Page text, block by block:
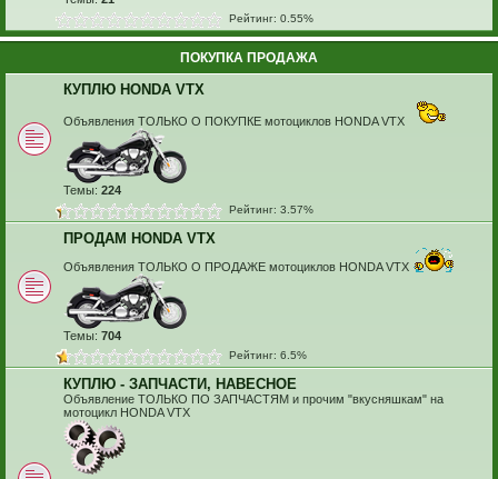
Рейтинг: 0.55%
ПОКУПКА ПРОДАЖА
КУПЛЮ HONDA VTX
Объявления ТОЛЬКО О ПОКУПКЕ мотоциклов HONDA VTX
Темы: 224
Рейтинг: 3.57%
ПРОДАМ HONDA VTX
Объявления ТОЛЬКО О ПРОДАЖЕ мотоциклов HONDA VTX
Темы: 704
Рейтинг: 6.5%
КУПЛЮ - ЗАПЧАСТИ, НАВЕСНОЕ
Объявление ТОЛЬКО ПО ЗАПЧАСТЯМ и прочим "вкусняшкам" на
мотоцикл HONDA VTX